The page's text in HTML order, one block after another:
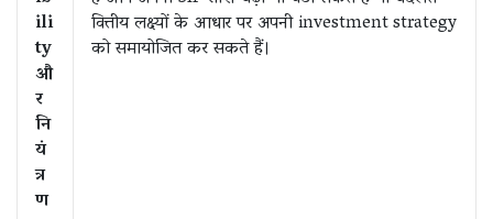
ili
ty
औ
र
नि
यं
त्र
ण
वित्तीय लक्ष्यों के आधार पर अपनी investment strategy
को समायोजित कर सकते हैं।